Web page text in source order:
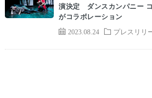
2023.08.24 プレスリリ
演決定 ダンスカンパニー
がコラボレーション